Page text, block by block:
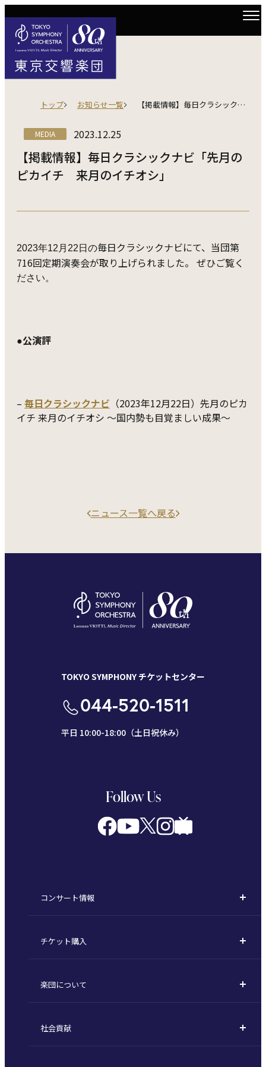
トップ お知らせ一覧 【掲載情報】毎日クラシックナビ「先月のピカイチ 来月のイチオシ」
MEDIA 2023.12.25
【掲載情報】毎日クラシックナビ「先月の
ピカイチ 来月のイチオシ」
2023年12月22日の毎日クラシックナビにて、当団第
716回定期演奏会が取り上げられました。 ぜひご覧く
ださい。
●公演評
– 毎日クラシックナビ （2023年12月22日）先月のピカ
イチ 来月のイチオシ ～国内勢も目覚ましい成果～
ニュース一覧へ戻る
TOKYO SYMPHONY チケットセンター
044-520-1511
平日 10:00-18:00（土日祝休み）
Follow Us
コンサート情報
定期演奏会
東京オペラシティシリーズ
特別演奏会など
チケット購入
定期会員券 / セット券
1回券
楽団について
東京交響楽団とは
社会貢献